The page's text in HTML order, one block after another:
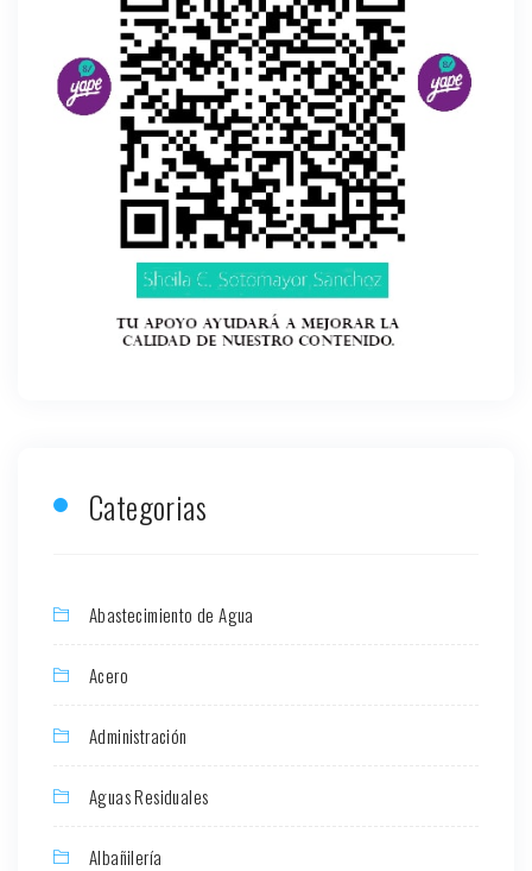
Categorias
Abastecimiento de Agua
Acero
Administración
Aguas Residuales
Albañilería